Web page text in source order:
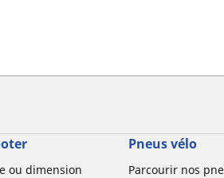
ou dimension
Pneus vélo
Parcourir nos